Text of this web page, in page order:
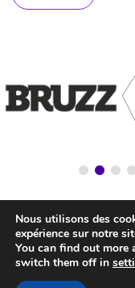
Nous utilisons des
expérience sur notre
You can find out more
switch them off in